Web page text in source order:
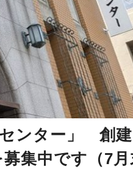
センター」 創
集中です（7月